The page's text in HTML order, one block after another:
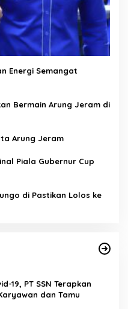
Energi Semangat
Bermain Arung Jeram di
Arung Jeram
Piala Gubernur Cup
di Pastikan Lolos ke
19, PT SSN Terapkan
dan Tamu